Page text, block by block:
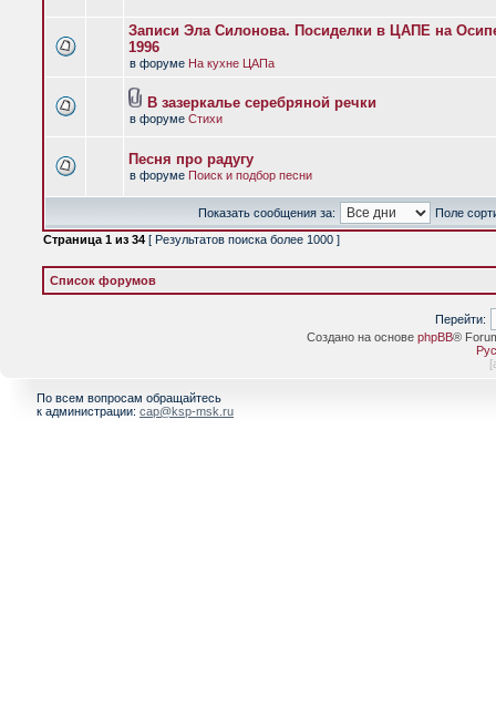
Записи Эла Силонова. Посиделки в ЦАПЕ на
1996
в форуме На кухне ЦАПа
В зазеркалье серебряной речки
в форуме Стихи
Песня про радугу
в форуме Поиск и подбор песни
Показать сообщения за:
Поле
Страница 1 из 34 [ Результатов поиска более 1000 ]
Список форумов
Перейти:
Создано на основе phpBB®
[
По всем вопросам обращайтесь
к администрации: cap@ksp-msk.ru